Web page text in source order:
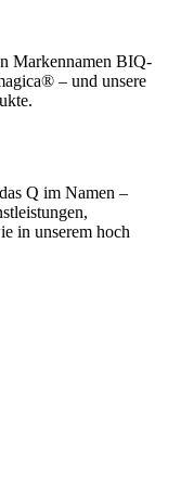
Markennamen BIQ-
– und unsere
Q im Namen –
in unserem hoch